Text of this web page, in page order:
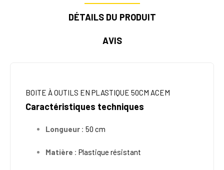
DÉTAILS DU PRODUIT
AVIS
BOITE À OUTILS EN PLASTIQUE 50CM ACEM
Caractéristiques techniques
Longueur : 50 cm
Matière : Plastique résistant